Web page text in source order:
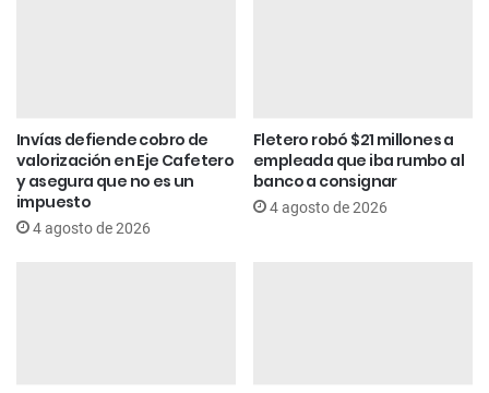
Invías defiende cobro de
valorización en Eje Cafetero
y asegura que no es un
impuesto
4 agosto de 2026
Fletero robó $21 millones a
empleada que iba rumbo al
banco a consignar
4 agosto de 2026